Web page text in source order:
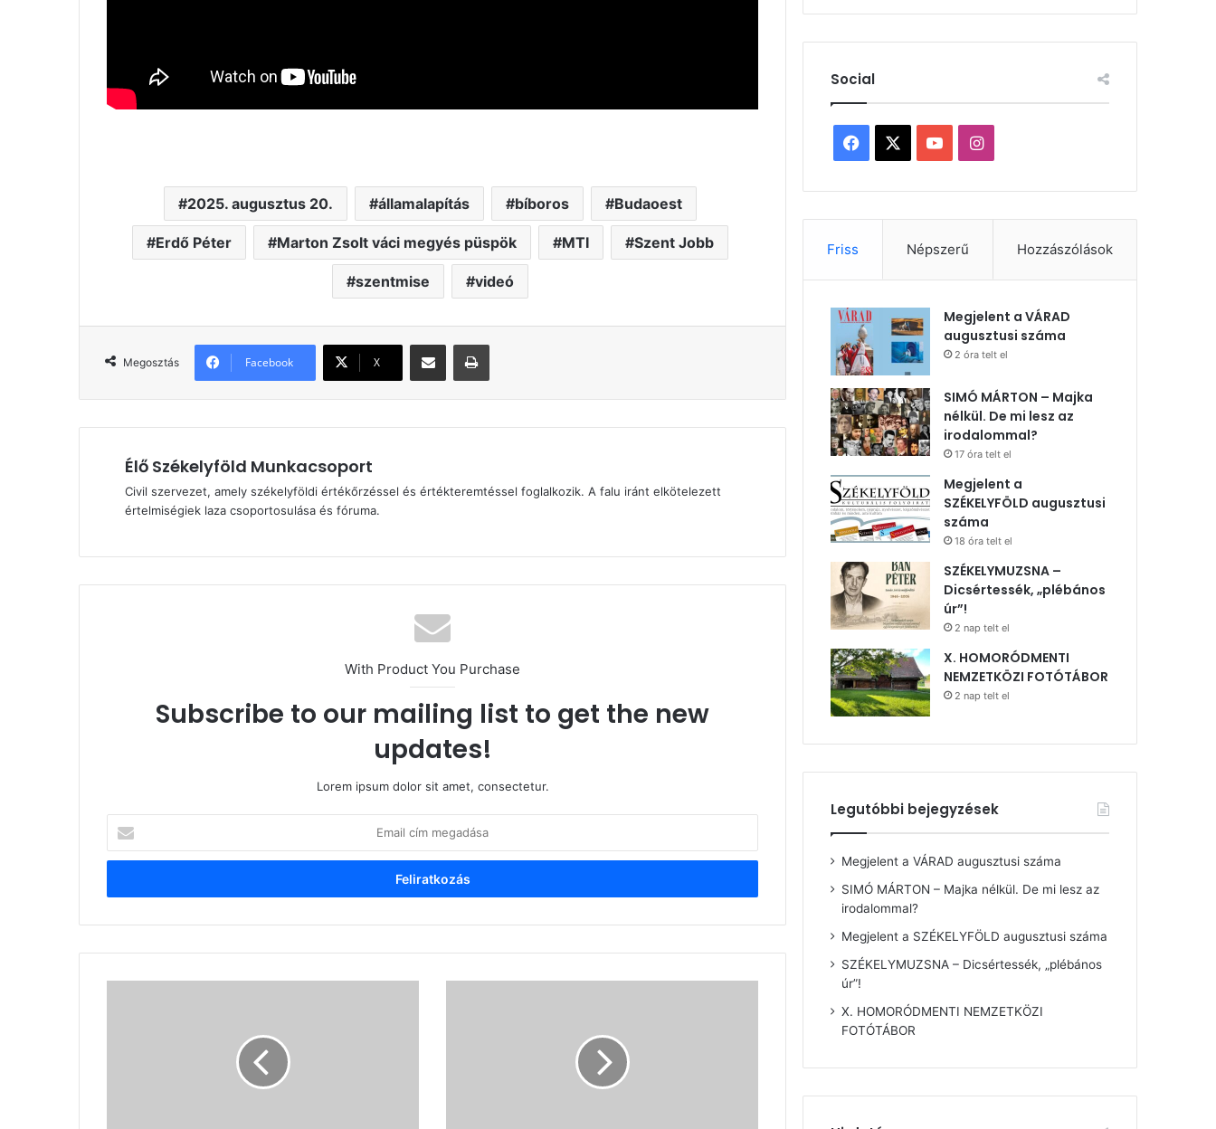
2025. augusztus 20. államalapítás bíboros Budaoest
Erdő Péter Marton Zsolt váci megyés püspök MTI Szent Jobb
szentmise videó
Megosztás Facebook X
Megosztás email-ben Nyomtatás
Élő Székelyföld Munkacsoport
Civil szervezet, amely székelyföldi értékőrzéssel és értékteremtéssel foglalkozik. A falu iránt elkötelezett
értelmiségiek laza csoportosulása és fóruma.
With Product You Purchase
Subscribe to our mailing list to get the new
updates!
Lorem ipsum dolor sit amet, consectetur.
cím
megadása
Social
Facebook YouTubeInstagram
Friss Népszerű Hozzászólások
Megjelent a VÁRAD
augusztusi száma
2 óra telt el
SIMÓ MÁRTON – Majka
nélkül. De mi lesz az
irodalommal?
17 óra telt el
Megjelent a
SZÉKELYFÖLD augusztusi
száma
18 óra telt el
SZÉKELYMUZSNA –
Dicsértessék, „plébános
úr”!
2 nap telt el
X. HOMORÓDMENTI
NEMZETKÖZI FOTÓTÁBOR
2 nap telt el
Legutóbbi bejegyzések
Megjelent a VÁRAD augusztusi száma
SIMÓ MÁRTON – Majka nélkül. De mi lesz az
irodalommal?
Megjelent a SZÉKELYFÖLD augusztusi száma
SZÉKELYMUZSNA – Dicsértessék, „plébános
úr”!
X. HOMORÓDMENTI NEMZETKÖZI
FOTÓTÁBOR